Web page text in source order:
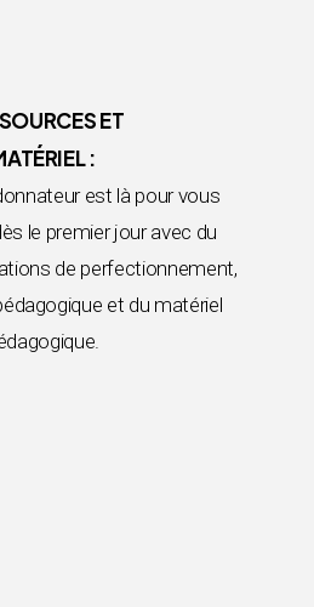
ET
:
est là pour vous
le premier jour avec du
de perfectionnement,
et du matériel